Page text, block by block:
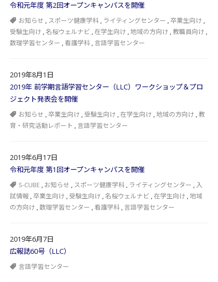
令和元年度 第2回オープンキャンパスを開催
お知らせ , スポーツ健康学科 , ライティングセンター ,卒業生向け ,
受験生向け ,名桜ウェルナビ ,在学生向け ,地域の方向け , 教職員向け ,
数理学習センター ,看護学科 , 言語学習センター
2019年8月1日
2019年 前学期言語学習センター（LLC）ワークショップ＆プロ
ジェクト発表会を開催
お知らせ ,卒業生向け , 受験生向け ,在学生向け ,地域の方向け , 教
育・研究活動レポート , 言語学習センター
2019年6月17日
令和元年度 第1回オープンキャンパスを開催
S-CUBE , お知らせ , スポーツ健康学科 , ライティングセンター , 入
試情報 ,卒業生向け , 受験生向け ,名桜ウェルナビ ,在学生向け ,地域
の方向け ,数理学習センター ,看護学科 , 言語学習センター
2019年6月7日
広報誌60号（LLC）
言語学習センター